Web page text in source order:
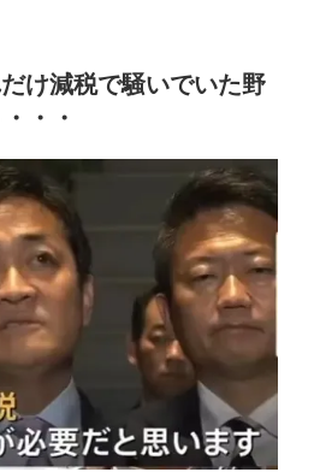
だけ減税で騒いでいた野
・・